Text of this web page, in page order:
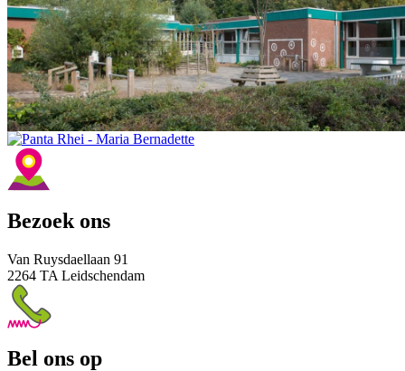
Bezoek ons
Van Ruysdaellaan 91
2264 TA Leidschendam
Bel ons op